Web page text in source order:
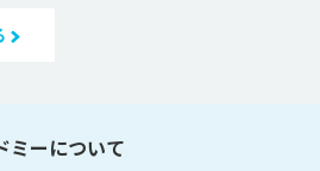
ミーについて